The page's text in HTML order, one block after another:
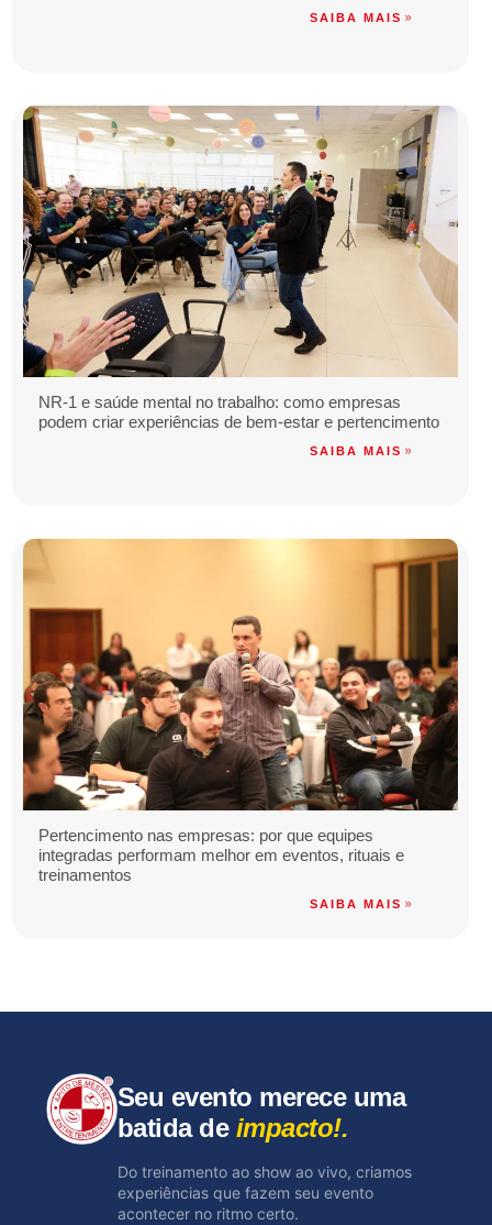
SAIBA MAIS
NR-1 e saúde mental no trabalho: como empresas
podem criar experiências de bem-estar e pertencimento
SAIBA MAIS
Pertencimento nas empresas: por que equipes
integradas performam melhor em eventos, rituais e
treinamentos
SAIBA MAIS
Seu evento merece uma
batida de impacto!.
Do treinamento ao show ao vivo, criamos
experiências que fazem seu evento
acontecer no ritmo certo.